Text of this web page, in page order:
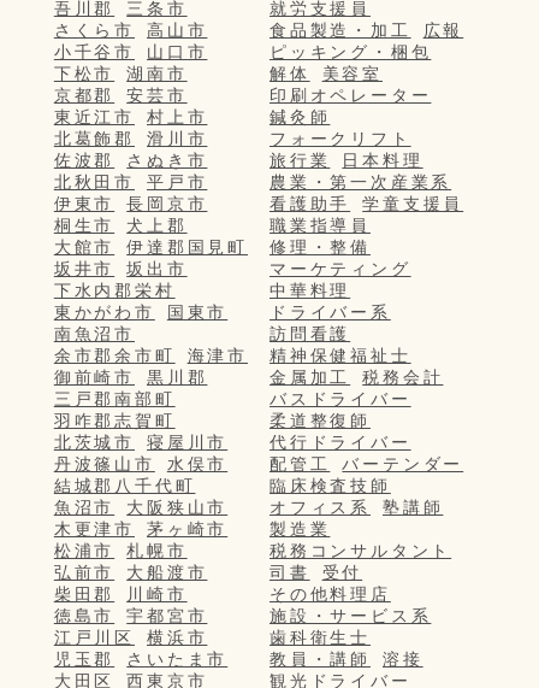
吾川郡
三条市
さくら市
高山市
小千谷市
山口市
下松市
湖南市
京都郡
安芸市
東近江市
村上市
北葛飾郡
滑川市
佐波郡
さぬき市
北秋田市
平戸市
伊東市
長岡京市
桐生市
犬上郡
大館市
伊達郡国見町
坂井市
坂出市
下水内郡栄村
東かがわ市
国東市
南魚沼市
余市郡余市町
海津市
御前崎市
黒川郡
三戸郡南部町
羽咋郡志賀町
北茨城市
寝屋川市
丹波篠山市
水俣市
結城郡八千代町
魚沼市
大阪狭山市
木更津市
茅ヶ崎市
松浦市
札幌市
弘前市
大船渡市
柴田郡
川崎市
徳島市
宇都宮市
江戸川区
横浜市
児玉郡
さいたま市
大田区
西東京市
就労支援員
食品製造・加工
広報
ピッキング・梱包
解体
美容室
印刷オペレーター
鍼灸師
フォークリフト
旅行業
日本料理
農業・第一次産業系
看護助手
学童支援員
職業指導員
修理・整備
マーケティング
中華料理
ドライバー系
訪問看護
精神保健福祉士
金属加工
税務会計
バスドライバー
柔道整復師
代行ドライバー
配管工
バーテンダー
臨床検査技師
オフィス系
塾講師
製造業
税務コンサルタント
司書
受付
その他料理店
施設・サービス系
歯科衛生士
教員・講師
溶接
観光ドライバー